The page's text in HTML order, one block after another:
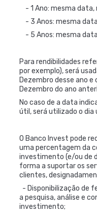
- 1 Ano: mesma data,
- 3 Anos: mesma
- 5 Anos: mesma
Para rendibilidades
por exemplo), será
Dezembro desse ano e
Dezembro do ano
No caso de a data
útil, será utilizado o
O Banco Invest pode
uma percentagem da
investimento (e/ou de
forma a suportar os
clientes,
- Disponibilização de
a pesquisa, análise e
investimento;